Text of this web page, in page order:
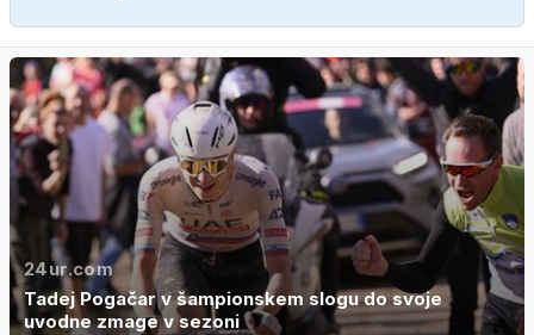
24ur.com
Tadej Pogačar v šampionskem slogu do svoje
uvodne zmage v sezoni